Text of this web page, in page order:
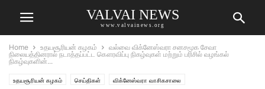
VALVAI NEWS
www.valvainews.org
Home உதயசூரியன் கழகம்
வல்வை விக்னேஸ்வரா சனசமூக சேவா
நிலையத்தினரால் நடாத்தப்பட்ட கௌரவிப்பு நிகழ்வுகள் மற்றும் பரிசில் வழங்கல்
நிகழ்வுகளின்...
உதயசூரியன் கழகம் செய்திகள் விக்னேஸ்வரா வாசிகசாலை